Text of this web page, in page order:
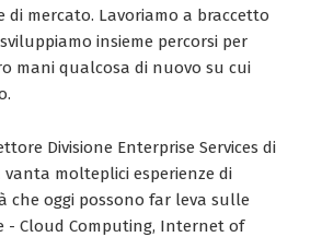
di mercato. Lavoriamo a braccetto
insieme percorsi per
mani qualcosa di nuovo su cui
Divisione Enterprise Services di
vanta molteplici esperienze di
che oggi possono far leva sulle
- Cloud Computing, Internet of